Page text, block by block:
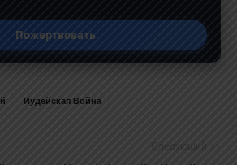
Пожертвовать
Иудейская Война
Следующий >>